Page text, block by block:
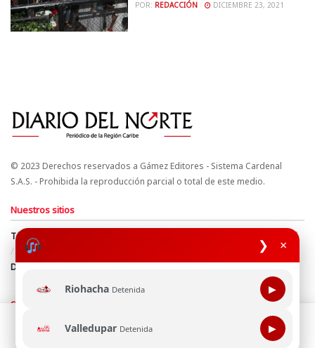
❯ ×
Riohacha Detenida ▶
Valledupar Detenida ▶
POR: REDACCIÓN DICIEMBRE 23, 2021
© 2023 Derechos reservados a Gámez Editores - Sistema Cardenal
S.A.S. - Prohibida la reproducción parcial o total de este medio.
Nuestros sitios
Términos y Condiciones
Derechos de Autor y Propiedad Intelectual
Política de uso de cookies
Política de Tratamiento de Datos
Directrices Editoriales
Síguenos
Esta página web usa cookie para mejorar tu experiencia de
navegación, al continuar aceptas nuestra política de uso de